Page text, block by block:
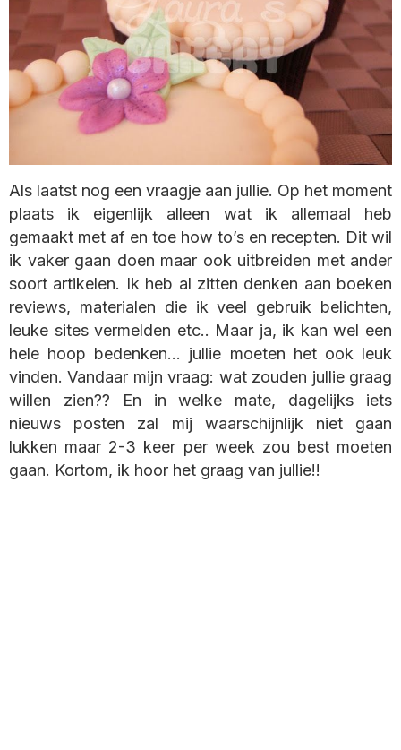
Als laatst nog een vraagje aan jullie. Op het moment
plaats ik eigenlijk alleen wat ik allemaal heb
gemaakt met af en toe how to’s en recepten. Dit wil
ik vaker gaan doen maar ook uitbreiden met ander
soort artikelen. Ik heb al zitten denken aan boeken
reviews, materialen die ik veel gebruik belichten,
leuke sites vermelden etc.. Maar ja, ik kan wel een
hele hoop bedenken… jullie moeten het ook leuk
vinden. Vandaar mijn vraag: wat zouden jullie graag
willen zien?? En in welke mate, dagelijks iets
nieuws posten zal mij waarschijnlijk niet gaan
lukken maar 2-3 keer per week zou best moeten
gaan. Kortom, ik hoor het graag van jullie!!